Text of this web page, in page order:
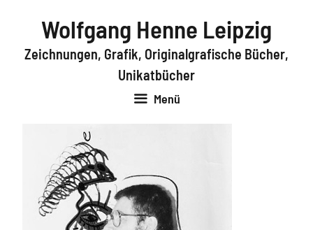
springen
Wolfgang Henne Leipzig
Zeichnungen, Grafik, Originalgrafische Bücher,
Unikatbücher
Menü